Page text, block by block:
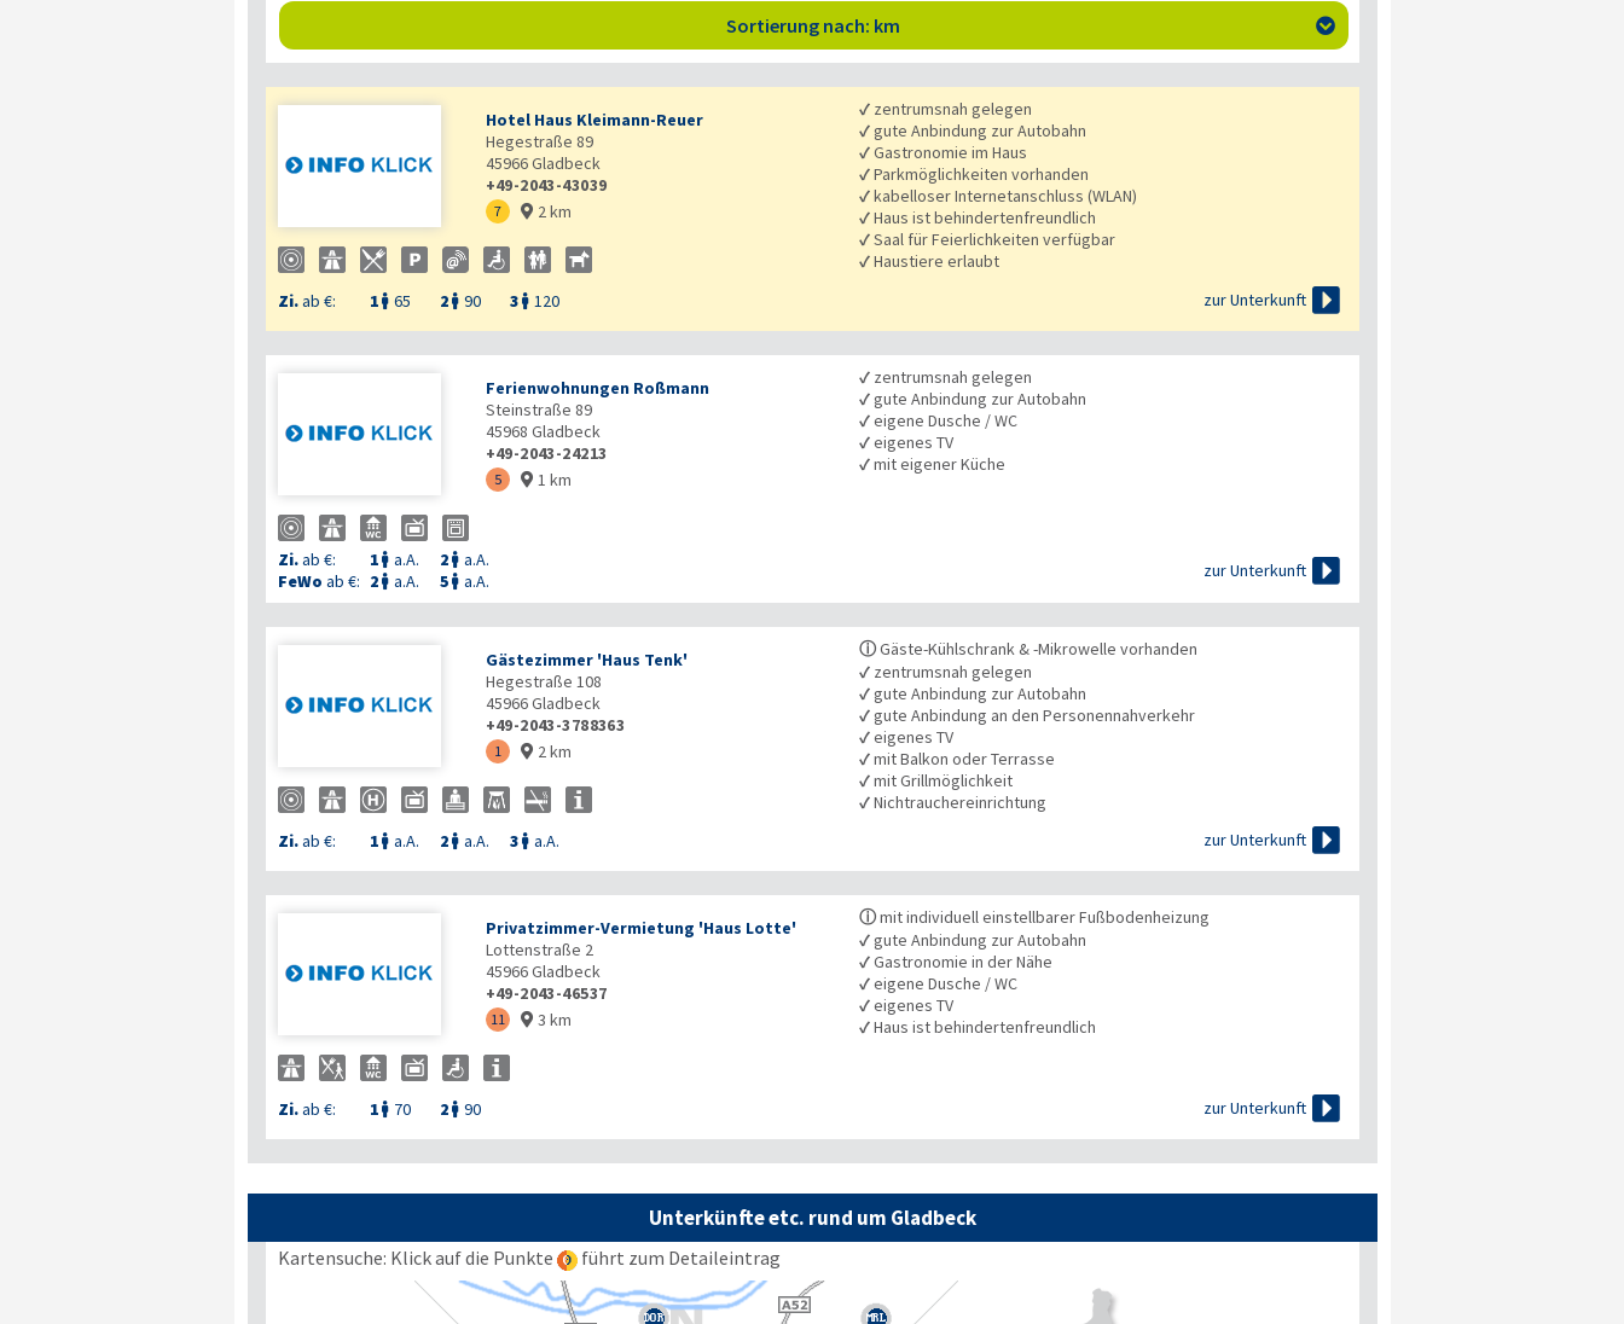
Sortierung nach: km 
Hotel Haus Kleimann-Reuer
Hegestraße 89
45966Gladbeck
+49-2043-43039
7  2 km
Zi.ab €: 1  65 2  90 3  120
✓ zentrumsnah gelegen
✓gute Anbindung zur Autobahn
✓Gastronomie im Haus
✓Parkmöglichkeiten vorhanden
✓kabelloser Internetanschluss (WLAN)
✓Haus ist behindertenfreundlich
✓Saal für Feierlichkeiten verfügbar
✓Haustiere erlaubt
zur Unterkunft 
Ferienwohnungen Roßmann
Steinstraße 89
45968 Gladbeck
+49-2043-24213
5  1 km
Zi.ab €: 1  a.A. 2  a.A.
FeWo ab €: 2  a.A. 5  a.A.
✓ zentrumsnah gelegen
✓gute Anbindung zur Autobahn
✓eigene Dusche / WC
✓eigenes TV
✓mit eigener Küche
zur Unterkunft 
Gästezimmer 'Haus Tenk'
Hegestraße 108
45966Gladbeck
+49-2043-3788363
1  2 km
Zi.ab €: 1  a.A. 2  a.A. 3  a.A.
ⓘGäste-Kühlschrank & -Mikrowelle vorhanden
✓ zentrumsnah gelegen
✓gute Anbindung zur Autobahn
✓gute Anbindung an den Personennahverkehr
✓eigenes TV
✓mit Balkon oder Terrasse
✓mit Grillmöglichkeit
✓Nichtrauchereinrichtung
zur Unterkunft 
Privatzimmer-Vermietung 'Haus Lotte'
Lottenstraße 2
45966Gladbeck
+49-2043-46537
11  3 km
Zi.ab €: 1  70 2  90
ⓘmit individuell einstellbarer Fußbodenheizung
✓gute Anbindung zur Autobahn
✓Gastronomie in der Nähe
✓eigene Dusche / WC
✓eigenes TV
✓Haus ist behindertenfreundlich
zur Unterkunft 
Unterkünfte etc. rund um Gladbeck
Kartensuche: Klick auf die Punkte führt zum Detaileintrag